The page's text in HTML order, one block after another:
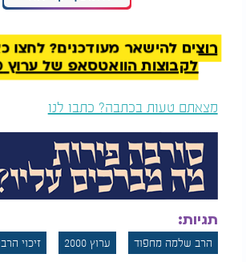
רוצים להישאר מעודכנים? לחצו
לקבוצות הוואטסאפ של ערוץ 2000 >>>
מצאתם טעות בכתבה? כתבו לנו
תגיות:
הרב שלמה מחפוד ערוץ 2000 זיכוי